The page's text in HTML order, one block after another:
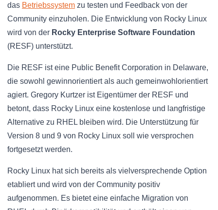
das Betriebssystem zu testen und Feedback von der
Community einzuholen. Die Entwicklung von Rocky Linux
wird von der Rocky Enterprise Software Foundation
(RESF) unterstützt.
Die RESF ist eine Public Benefit Corporation in Delaware,
die sowohl gewinnorientiert als auch gemeinwohlorientiert
agiert. Gregory Kurtzer ist Eigentümer der RESF und
betont, dass Rocky Linux eine kostenlose und langfristige
Alternative zu RHEL bleiben wird. Die Unterstützung für
Version 8 und 9 von Rocky Linux soll wie versprochen
fortgesetzt werden.
Rocky Linux hat sich bereits als vielversprechende Option
etabliert und wird von der Community positiv
aufgenommen. Es bietet eine einfache Migration von